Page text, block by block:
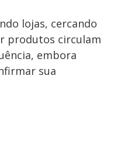
lojas, cercando
produtos circulam
embora
sua